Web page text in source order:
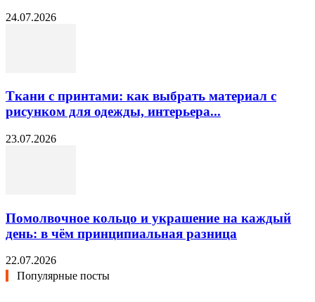
24.07.2026
Ткани с принтами: как выбрать материал с
рисунком для одежды, интерьера...
23.07.2026
Помолвочное кольцо и украшение на каждый
день: в чём принципиальная разница
22.07.2026
Популярные посты